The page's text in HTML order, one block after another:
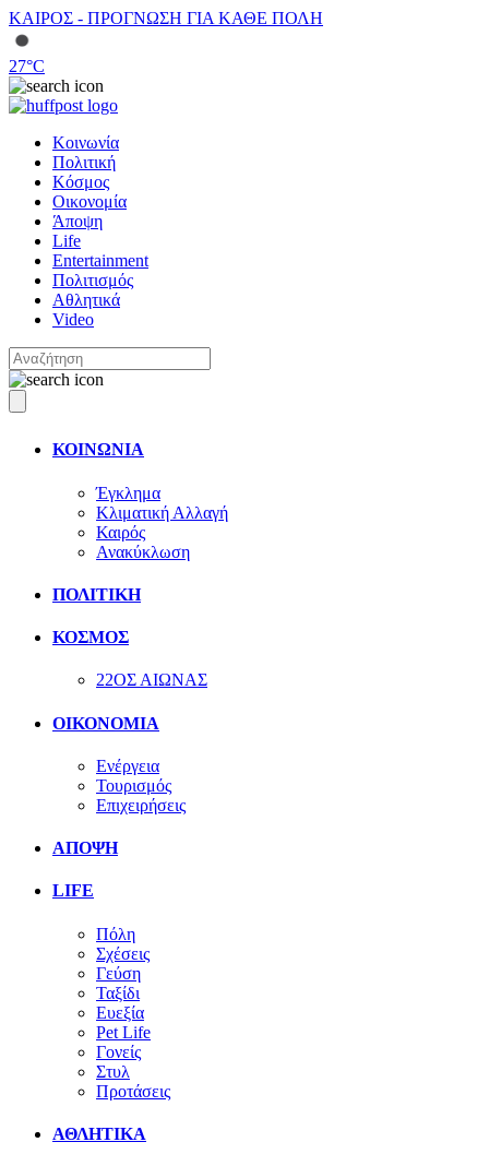
ΚΑΙΡΟΣ - ΠΡΟΓΝΩΣΗ ΓΙΑ ΚΑΘΕ ΠΟΛΗ
27°C
Κοινωνία
Πολιτική
Κόσμος
Οικονομία
Άποψη
Life
Entertainment
Πολιτισμός
Αθλητικά
Video
ΚΟΙΝΩΝΙΑ
Έγκλημα
Κλιματική Αλλαγή
Καιρός
Ανακύκλωση
ΠΟΛΙΤΙΚΗ
ΚΟΣΜΟΣ
22ΟΣ ΑΙΩΝΑΣ
ΟΙΚΟΝΟΜΙΑ
Ενέργεια
Τουρισμός
Επιχειρήσεις
ΑΠΟΨΗ
LIFE
Πόλη
Σχέσεις
Γεύση
Ταξίδι
Ευεξία
Pet Life
Γονείς
Στυλ
Προτάσεις
ΑΘΛΗΤΙΚΑ